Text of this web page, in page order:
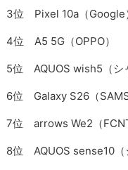
3位 Pixel 10a（Google
4位 A5 5G（OPPO）
5位 AQUOS wish5（シ
6位 Galaxy S26（
7位 arrows We2（FCNT
8位 AQUOS sense10（